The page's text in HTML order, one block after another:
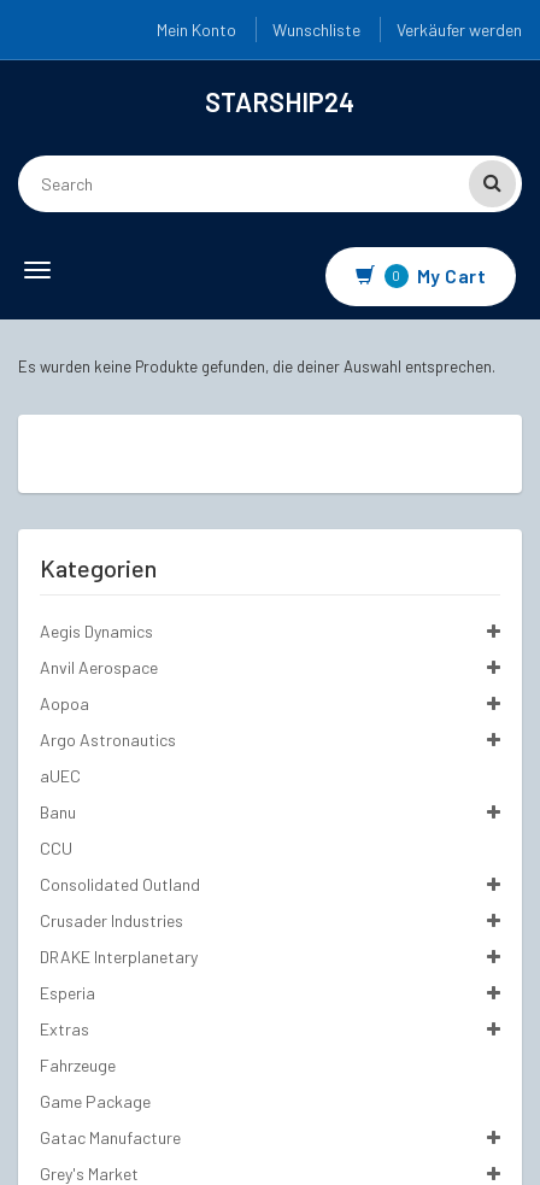
Mein Konto Wunschliste Verkäufer werden
STARSHIP24
Toggle navigation 0 My Cart
Es wurden keine Produkte gefunden, die deiner Auswahl entsprechen.
Kategorien
Aegis Dynamics
Anvil Aerospace
Aopoa
Argo Astronautics
aUEC
Banu
CCU
Consolidated Outland
Crusader Industries
DRAKE Interplanetary
Esperia
Extras
Fahrzeuge
Game Package
Gatac Manufacture
Grey's Market